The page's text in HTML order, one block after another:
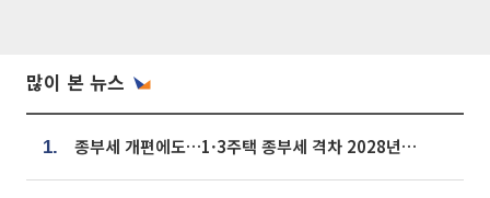
많이 본 뉴스
1. 종부세 개편에도…1·3주택 종부세 격차 2028년부터 확대